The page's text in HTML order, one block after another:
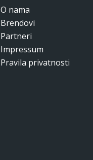
O nama
Brendovi
Partneri
Impressum
Pravila privatnosti